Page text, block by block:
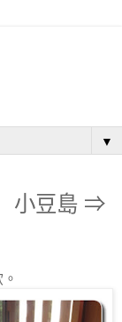
▼
小豆島 ⇒